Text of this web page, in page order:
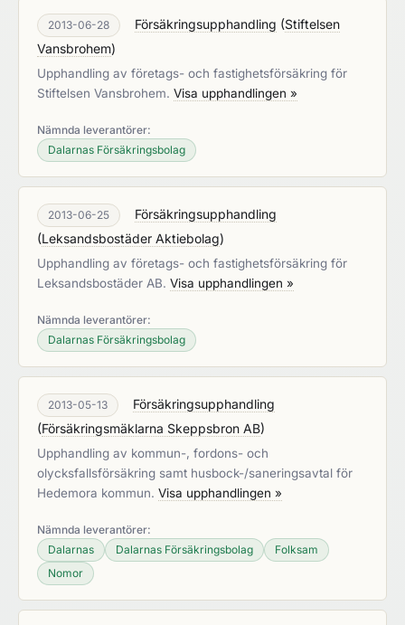
2013-06-28 Försäkringsupphandling (Stiftelsen
Vansbrohem)
Upphandling av företags- och fastighetsförsäkring för
Stiftelsen Vansbrohem. Visa upphandlingen »
Nämnda leverantörer:
Dalarnas Försäkringsbolag
2013-06-25
Försäkringsupphandling
(Leksandsbostäder Aktiebolag)
Upphandling av företags- och fastighetsförsäkring för
Leksandsbostäder AB. Visa upphandlingen »
Nämnda leverantörer:
Dalarnas Försäkringsbolag
2013-05-13
Försäkringsupphandling
(Försäkringsmäklarna Skeppsbron AB)
Upphandling av kommun-, fordons- och
olycksfallsförsäkring samt husbock-/saneringsavtal för
Hedemora kommun. Visa upphandlingen »
Nämnda leverantörer:
Dalarnas
Dalarnas Försäkringsbolag
Folksam
Nomor